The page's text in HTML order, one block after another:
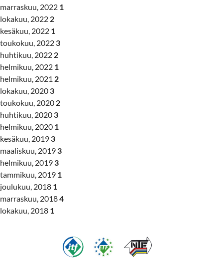
marraskuu, 2022 1
lokakuu, 2022 2
kesäkuu, 2022 1
toukokuu, 2022 3
huhtikuu, 2022 2
helmikuu, 2022 1
helmikuu, 2021 2
lokakuu, 2020 3
toukokuu, 2020 2
huhtikuu, 2020 3
helmikuu, 2020 1
kesäkuu, 2019 3
maaliskuu, 2019 3
helmikuu, 2019 3
tammikuu, 2019 1
joulukuu, 2018 1
marraskuu, 20184
lokakuu, 2018 1